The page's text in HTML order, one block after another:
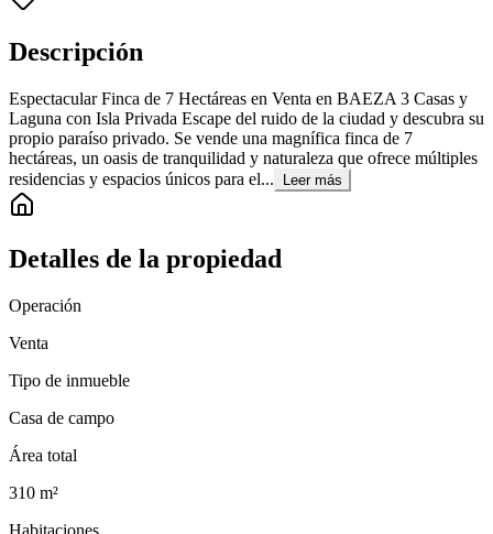
Descripción
Espectacular Finca de 7 Hectáreas en Venta en BAEZA 3 Casas y
Laguna con Isla Privada Escape del ruido de la ciudad y descubra su
propio paraíso privado. Se vende una magnífica finca de 7
hectáreas, un oasis de tranquilidad y naturaleza que ofrece múltiples
residencias y espacios únicos para el...
Leer más
Detalles de la propiedad
Operación
Venta
Tipo de inmueble
Casa de campo
Área total
310 m²
Habitaciones